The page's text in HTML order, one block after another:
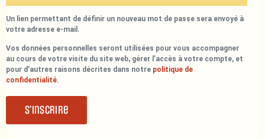
Un lien permettant de définir un nouveau mot de passe sera envoyé à
votre adresse e-mail.
Vos données personnelles seront utilisées pour vous accompagner
au cours de votre visite du site web, gérer l’accès à votre compte, et
pour d’autres raisons décrites dans notre politique de
confidentialité.
S’inscrire